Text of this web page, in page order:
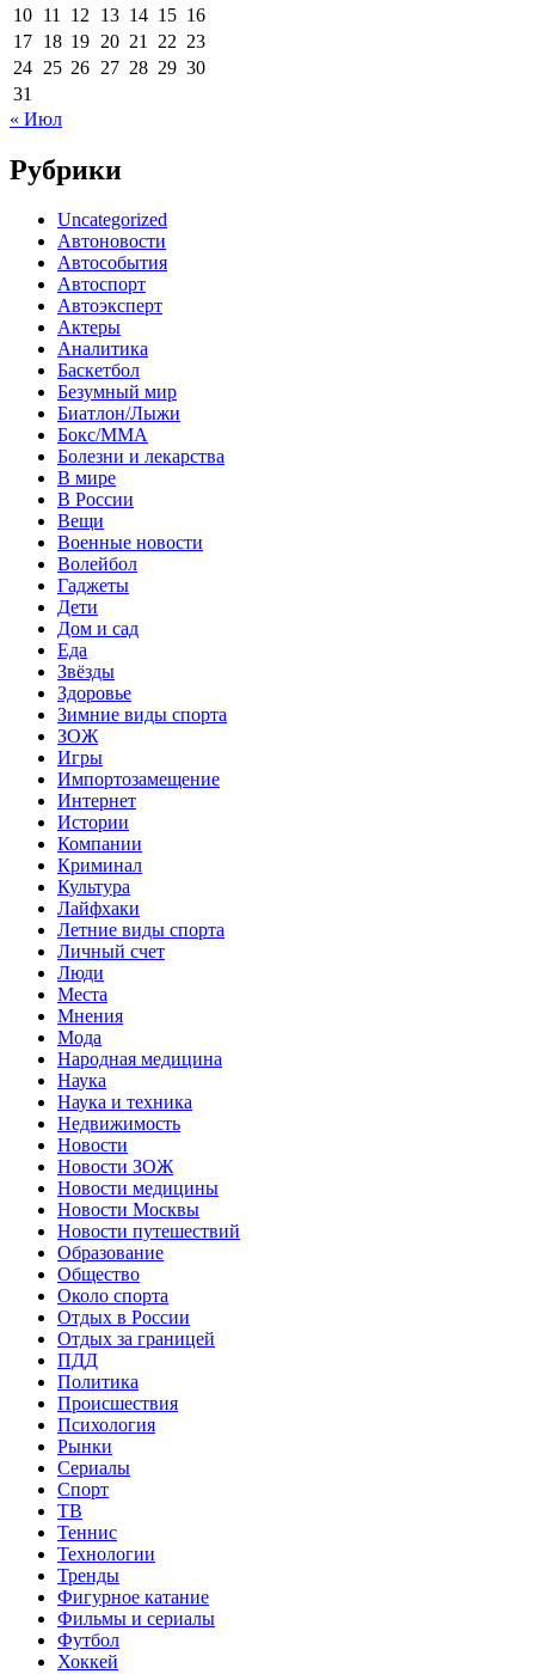
10 11 12 13 14 15 16
17 18 19 20 21 22 23
24 25 26 27 28 29 30
31
« Июл
Рубрики
Uncategorized
Автоновости
Автособытия
Автоспорт
Автоэксперт
Актеры
Аналитика
Баскетбол
Безумный мир
Биатлон/Лыжи
Бокс/MMA
Болезни и лекарства
В мире
В России
Вещи
Военные новости
Волейбол
Гаджеты
Дети
Дом и сад
Еда
Звёзды
Здоровье
Зимние виды спорта
ЗОЖ
Игры
Импортозамещение
Интернет
Истории
Компании
Криминал
Культура
Лайфхаки
Летние виды спорта
Личный счет
Люди
Места
Мнения
Мода
Народная медицина
Наука
Наука и техника
Недвижимость
Новости
Новости ЗОЖ
Новости медицины
Новости Москвы
Новости путешествий
Образование
Общество
Около спорта
Отдых в России
Отдых за границей
ПДД
Политика
Происшествия
Психология
Рынки
Сериалы
Спорт
ТВ
Теннис
Технологии
Тренды
Фигурное катание
Фильмы и сериалы
Футбол
Хоккей